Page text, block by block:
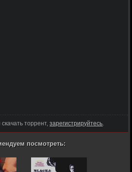
торрент,зарегистрируйтесь.
посмотреть: